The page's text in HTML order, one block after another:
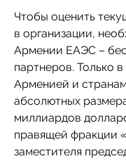
Чтобы оценить
в организации,
Армении ЕАЭС –
партнеров. Только
Арменией и
абсолютных
миллиардов
правящей фракции
заместителя